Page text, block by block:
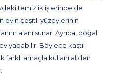
temizlik işlerinde de
evin çeşitli yüzeylerinin
alanı sunar. Ayrıca, doğal
yapabilir. Böylece kastil
farklı amaçla kullanılabilen